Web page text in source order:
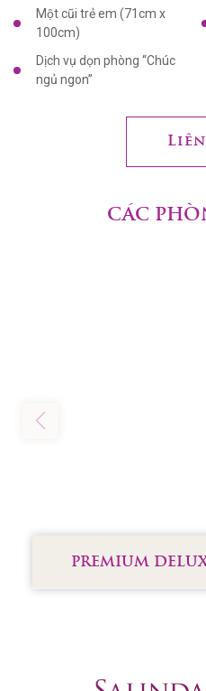
Một cũi trẻ em (71cm x
100cm)
Dịch vụ dọn phòng “Chúc
ngủ ngon”
CÁC
PREMIUM DELUXE